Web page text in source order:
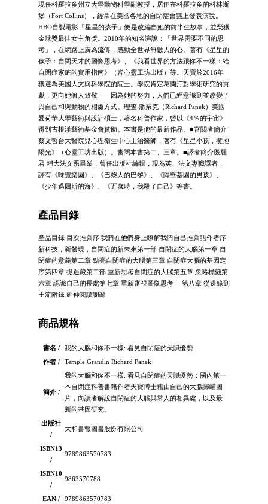
現任科羅拉多州立大學動物科學副教授，居住在科羅拉多的科林斯
堡（Fort Collins），經常在美國各地的自閉症會議上發表演說。
HBO自製電影「星星的孩子」便是改編自她的前半生故事，並榮獲
金球獎最佳女主角獎。2010年的知名演說：「世界需要不同的思
考」，在網路上廣為流傳，感動全世界無數人的心。著有《星星的
孩子：自閉天才的圖像思考》、《我看世界的方法跟你不一樣：給
自閉症家庭的實用指南》（皆心靈工坊出版）等。天寶於2016年
獲選為美國人文與科學院的院士。學院肯定葛蘭汀對學術研究的貢
獻，更向她個人致敬——因為她的努力，人們已經意識到並改變了
與自己和與動物的相處方式。理查‧潘奈克（Richard Panek）美國
愛荷華大學藝術與設計碩士，著名科普作家，曾以《4％的宇宙》
得到古根漢藝術基金會贊助。本書是他的最新作品。■審閱者簡介
蔡文哲台大醫院兒心理衛生中心主治醫師，著有《星星小孩，擁抱
陽光》（心靈工坊出版）。審閱本書第二、三章。■譯者簡介殷麗
君 輔大法文系畢業，曾任出版社編輯，現為英、法文專職譯者，
譯有《味覺樂園》、《巴黎人的巴黎》、《隔壁墓園的男孩》、
《少年邁爾斯的海》、《五歲時，我殺了自己》等書。
產品目錄
產品目錄 目次推薦序 我們在他們身上瞭解我們自己推薦語作者序
新科技，新發現，自閉症的新未來第一部 自閉症的大腦第一章 自
閉症的意義第二章 點亮自閉症的大腦第三章 自閉症大腦的基因定
序第四章 捉迷藏第二部 重新思考自閉症的大腦第五章 忽略標籤第
六章 認識自己的長處第七章 重新審視圖像思考 —第八章 從邊緣到
主流附錄 延伸閱讀謝辭
商品規格
書名 /
我的大腦和你不一樣: 看見自閉症的天賦優勢
作者 /
Temple Grandin Richard Panek
簡介 /
我的大腦和你不一樣: 看見自閉症的天賦優勢：國內第一
本自閉症科普書籍作者天寶博士藉由自己的大腦掃瞄圖
片，向讀者解說自閉症的大腦與常人的相異處，以及最
新的基因研究。
出版社
/
大和書報圖書股份有限公司
ISBN13
/
9789863570783
ISBN10
/
9863570788
EAN / 9789863570783